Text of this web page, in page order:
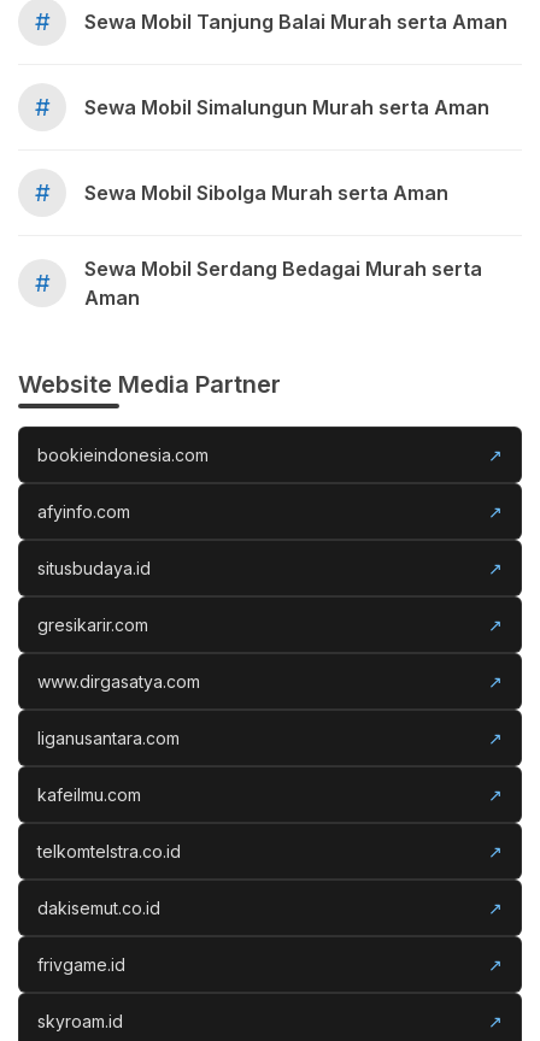
# Sewa Mobil Tanjung Balai Murah serta Aman
# Sewa Mobil Simalungun Murah serta Aman
# Sewa Mobil Sibolga Murah serta Aman
#
Sewa Mobil Serdang Bedagai Murah serta
Aman
Website Media Partner
bookieindonesia.com ↗
afyinfo.com ↗
situsbudaya.id ↗
gresikarir.com ↗
www.dirgasatya.com ↗
liganusantara.com ↗
kafeilmu.com ↗
telkomtelstra.co.id ↗
dakisemut.co.id ↗
frivgame.id ↗
skyroam.id ↗